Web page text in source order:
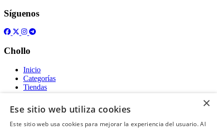
Síguenos
Chollo
Inicio
Categorías
Tiendas
Gratis
Acerca de
×
Ese sitio web utiliza cookies
Este sitio web usa cookies para mejorar la experiencia del usuario. Al